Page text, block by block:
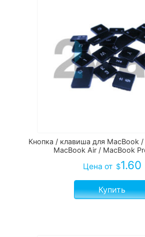
Кнопка / клавиша для MacBook
MacBook Air / MacBook
Цена от $1.60
Купить